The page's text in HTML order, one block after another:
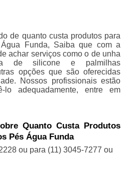
de quanto custa produtos para
Funda, Saiba que com a
achar serviços como o de unha
de silicone e palmilhas
opções que são oferecidas
Nossos profissionais estão
lo adequadamente, entre em
Quanto Custa Produtos
Pés Água Funda
ou para (11) 3045-7277 ou